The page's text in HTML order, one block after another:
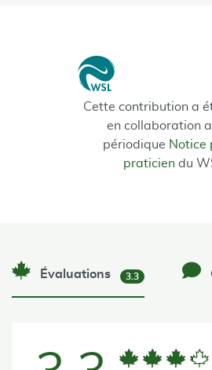
Cette contribution a
en collaboration
périodique Notice
praticien du
Évaluations 3.3